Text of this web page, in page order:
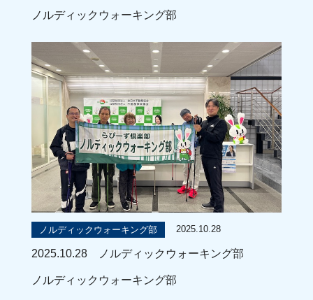
ノルディックウォーキング部
ノルディックウォーキング部 2025.10.28
2025.10.28 ノルディックウォーキング部
ノルディックウォーキング部